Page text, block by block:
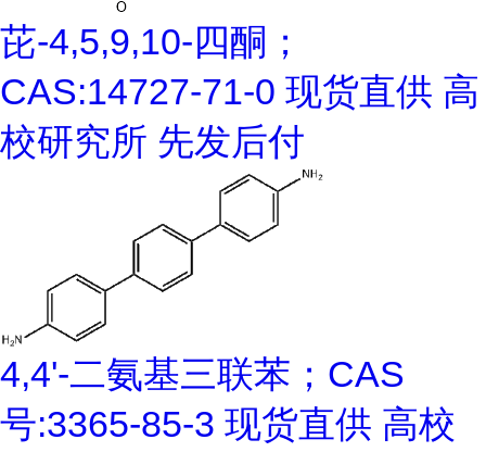
芘-4,5,9,10-四酮；
CAS:14727-71-0 现货直供 高
校研究所 先发后付
4,4'-二氨基三联苯；CAS
号:3365-85-3 现货直供 高校